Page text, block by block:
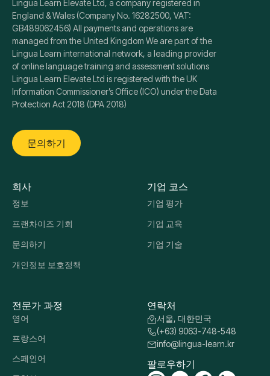
Lingua Learn South Korea is operated under licence by
Lingua Learn Elevate Ltd, a company registered in
GB489062456) All payments and operations are
managed from the United Kingdom We are part of the
Lingua Learn international network, a leading provider
Lingua Learn Elevate Ltd is registered with the UK
Information Commissioner’s Office (ICO) under the Data
Protection Act 2018 (DPA 2018)
문의하기
정보
기업 평가
기업 교육
기업 기술